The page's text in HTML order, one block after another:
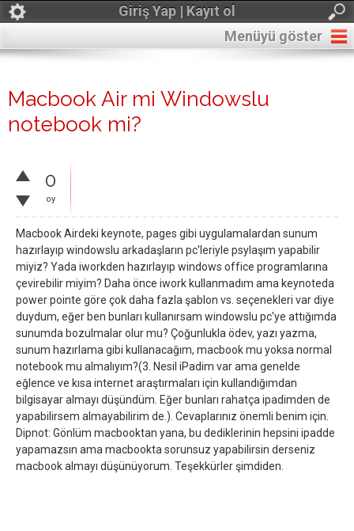
Giriş Yap | Kayıt ol
Menüyü göster
Macbook Air mi Windowslu
notebook mi?
0
oy
Macbook Airdeki keynote, pages gibi uygulamalardan sunum
hazırlayıp windowslu arkadaşların pc'leriyle psylaşım yapabilir
miyiz? Yada iworkden hazırlayıp windows office programlarına
çevirebilir miyim? Daha önce iwork kullanmadım ama keynoteda
power pointe göre çok daha fazla şablon vs. seçenekleri var diye
duydum, eğer ben bunları kullanırsam windowslu pc'ye attığımda
sunumda bozulmalar olur mu? Çoğunlukla ödev, yazı yazma,
sunum hazırlama gibi kullanacağım, macbook mu yoksa normal
notebook mu almalıyım?(3. Nesil iPadim var ama genelde
eğlence ve kısa internet araştırmaları için kullandığımdan
bilgisayar almayı düşündüm. Eğer bunları rahatça ipadimden de
yapabilirsem almayabilirim de.). Cevaplarınız önemli benim için.
Dipnot: Gönlüm macbooktan yana, bu dediklerinin hepsini ipadde
yapamazsın ama macbookta sorunsuz yapabilirsin derseniz
macbook almayı düşünüyorum. Teşekkürler şimdiden.